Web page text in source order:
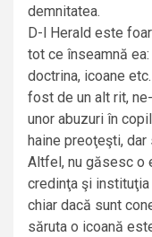
demnitatea.
D-l Herald este
tot ce înseamnă
doctrina, icoane
fost de un alt rit,
unor abuzuri în
haine preoţeşti,
Altfel, nu găsesc o
credinţa şi
chiar dacă sunt
săruta o icoană